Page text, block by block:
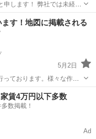
申します！ 弊社では未経験
様々な経歴をもった従業員
す！地図に掲載される
5月2日
っております。様々な作業
指している方にはうってつ
だきます。また、既に資
...
家賃4万円以下多数
数掲載！
Ad